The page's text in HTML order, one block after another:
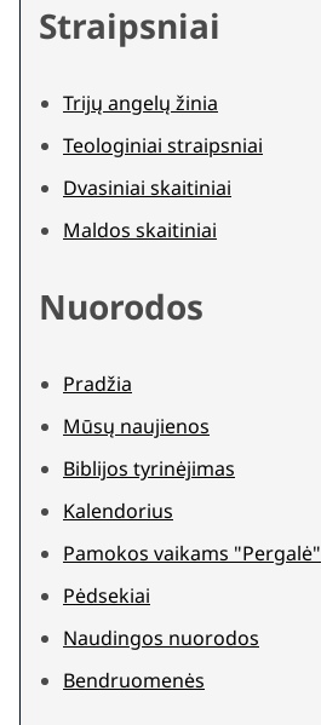
Straipsniai
Trijų angelų žinia
Teologiniai straipsniai
Dvasiniai skaitiniai
Maldos skaitiniai
Nuorodos
Pradžia
Mūsų naujienos
Biblijos tyrinėjimas
Kalendorius
Pamokos vaikams "Pergalė"
Pėdsekiai
Naudingos nuorodos
Bendruomenės